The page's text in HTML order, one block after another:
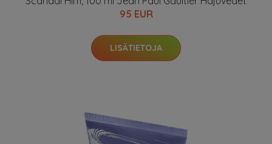
95 EUR
LISÄTIETOJA